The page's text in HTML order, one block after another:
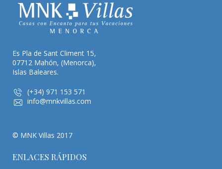
Es Pla de Sant Climent 15,
07712 Mahón, (Menorca),
Islas Baleares.
(+34) 971 153 571
info@mnkvillas.com
© MNK Villas 2017
ENLACES RÁPIDOS